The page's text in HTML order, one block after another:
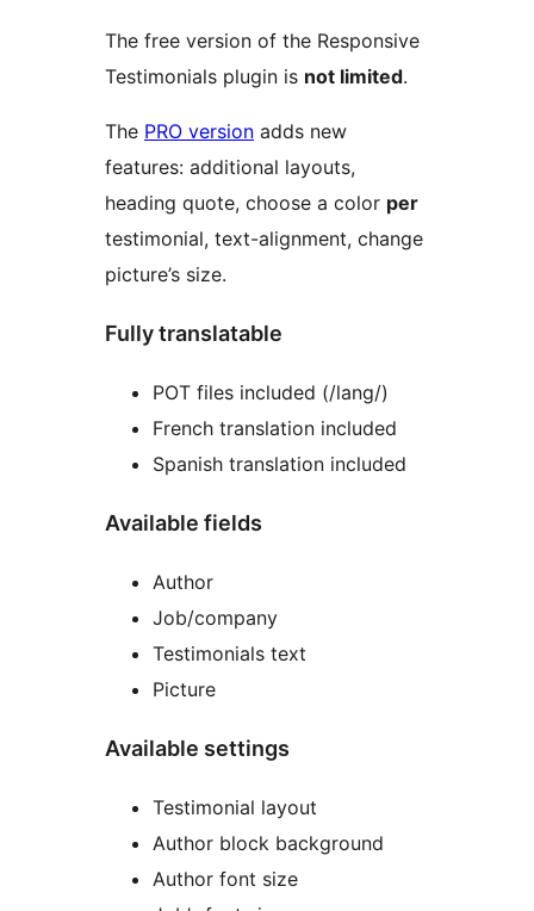
The free version of the Responsive
Testimonials plugin is not limited.
The PRO version adds new
features: additional layouts,
heading quote, choose a color per
testimonial, text-alignment, change
picture’s size.
Fully translatable
POT files included (/lang/)
French translation included
Spanish translation included
Available fields
Author
Job/company
Testimonials text
Picture
Available settings
Testimonial layout
Author block background
Author font size